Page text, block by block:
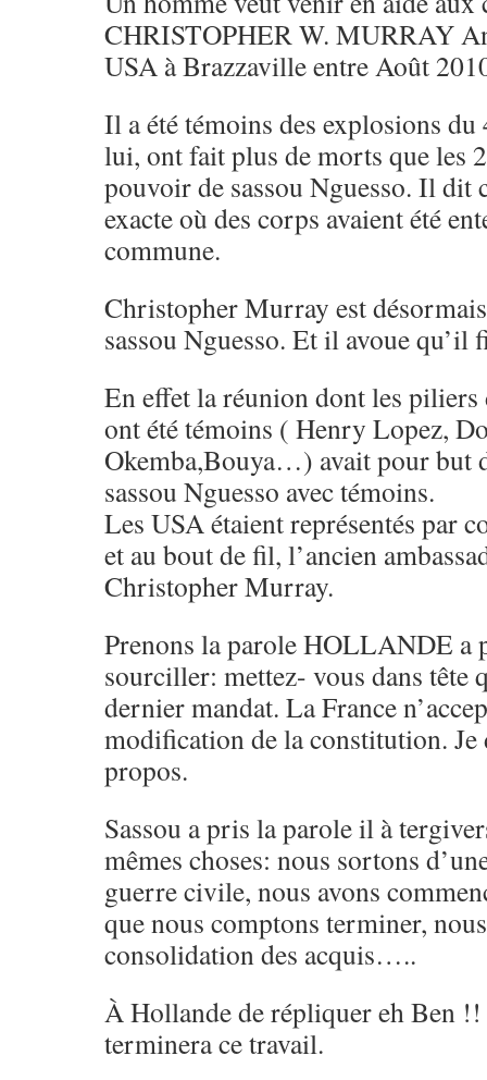
CHRISTOPHER W. MURRAY
USA à Brazzaville entre Août
Il a été témoins des explosions
lui, ont fait plus de morts que les
pouvoir de sassou Nguesso. Il dit
exacte où des corps avaient été
commune.
Christopher Murray est
sassou Nguesso. Et il avoue qu’il
En effet la réunion dont les piliers
ont été témoins ( Henry Lopez,
Okemba,Bouya…) avait pour but
sassou Nguesso avec témoins.
Les USA étaient représentés par
et au bout de fil, l’ancien
Christopher Murray.
Prenons la parole HOLLANDE a
sourciller: mettez- vous dans tête
dernier mandat. La France
modification de la constitution. Je
propos.
Sassou a pris la parole il à
mêmes choses: nous sortons
guerre civile, nous avons
que nous comptons terminer,
consolidation des acquis…..
À Hollande de répliquer eh Ben !!
terminera ce travail.